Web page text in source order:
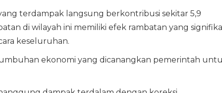
terdampak langsung berkontribusi sekitar 5,9
di wilayah ini memiliki efek rambatan yang
keseluruhan.
ekonomi yang dicanangkan pemerintah